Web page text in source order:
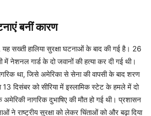
बनीं कारण
सख्ती हालिया सुरक्षा घटनाओं के बाद की गई है। 26
में नेशनल गार्ड के दो जवानों की हत्या कर दी गई थी।
था, जिसे अमेरिका से सेना की वापसी के बाद शरण
दिसंबर को सीरिया में इस्लामिक स्टेट के हमले में दो
नागरिक दुभाषिए की मौत हो गई थी। प्रशासन
ने राष्ट्रीय सुरक्षा को लेकर चिंताओं को और बढ़ा दिया